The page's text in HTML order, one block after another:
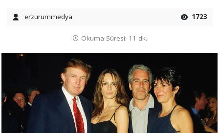
erzurummedya 1723
Okuma Süresi: 11 dk.